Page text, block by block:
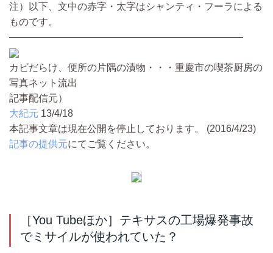
注）以下、文中の赤字・太字はシャンティ・フーラによる
ものです。
————————————————————————
カビだらけ、便所の片隅の漬物・・・重慶市の喫茶厨房の
写真ネット流出
記事配信元）
大紀元 13/4/18
本記事文章は現在公開を停止しております。 (2016/4/23)
記事の提供元にてご覧ください。
［You Tubeほか］テキサスの工場爆発事故
でミサイルが使われていた？